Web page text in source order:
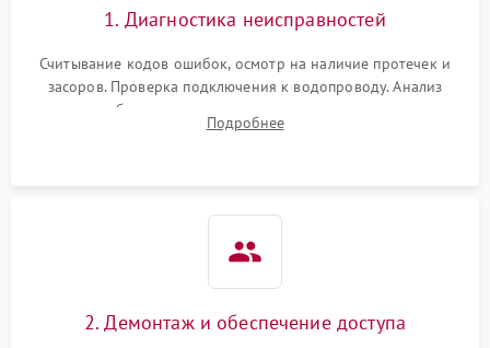
Проблемы с1. Диагностика неисправностей
Считывание кодов ошибок, осмотр на наличие протечек и
засоров. Проверка подключения к водопроводу. Анализ
жалоб на отсутствие слива, нагрева, вращения
разбрызгивателей или срабатывание системы защиты
Подробнее
2. Демонтаж и обеспечение доступа